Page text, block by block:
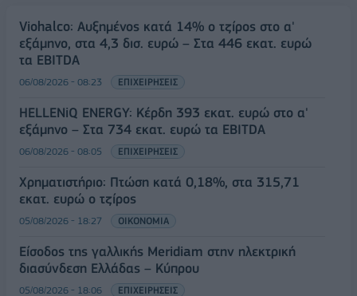
Viohalco: Αυξημένος κατά 14% ο τζίρος στο α'
εξάμηνο, στα 4,3 δισ. ευρώ – Στα 446 εκατ. ευρώ
τα EBITDA
06/08/2026 - 08:23 ΕΠΙΧΕΙΡΗΣΕΙΣ
HELLENiQ ENERGY: Κέρδη 393 εκατ. ευρώ στο α'
εξάμηνο – Στα 734 εκατ. ευρώ τα EBITDA
06/08/2026 - 08:05 ΕΠΙΧΕΙΡΗΣΕΙΣ
Χρηματιστήριο: Πτώση κατά 0,18%, στα 315,71
εκατ. ευρώ ο τζίρος
05/08/2026 - 18:27 ΟΙΚΟΝΟΜΙΑ
Είσοδος της γαλλικής Meridiam στην ηλεκτρική
διασύνδεση Ελλάδας – Κύπρου
05/08/2026 - 18:06 ΕΠΙΧΕΙΡΗΣΕΙΣ